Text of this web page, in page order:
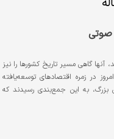
صوتی
گاهی مسیر تاریخ کشورها را نیز
در زمره اقتصادهای توسعه‌یافته
بزرگ، به این جمع‌بندی رسیدند که